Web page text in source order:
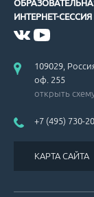
ИНТЕРНЕТ-СЕССИЯ
109029,
оф. 255
открыть
+7 (495) 730-
КАРТА САЙТА